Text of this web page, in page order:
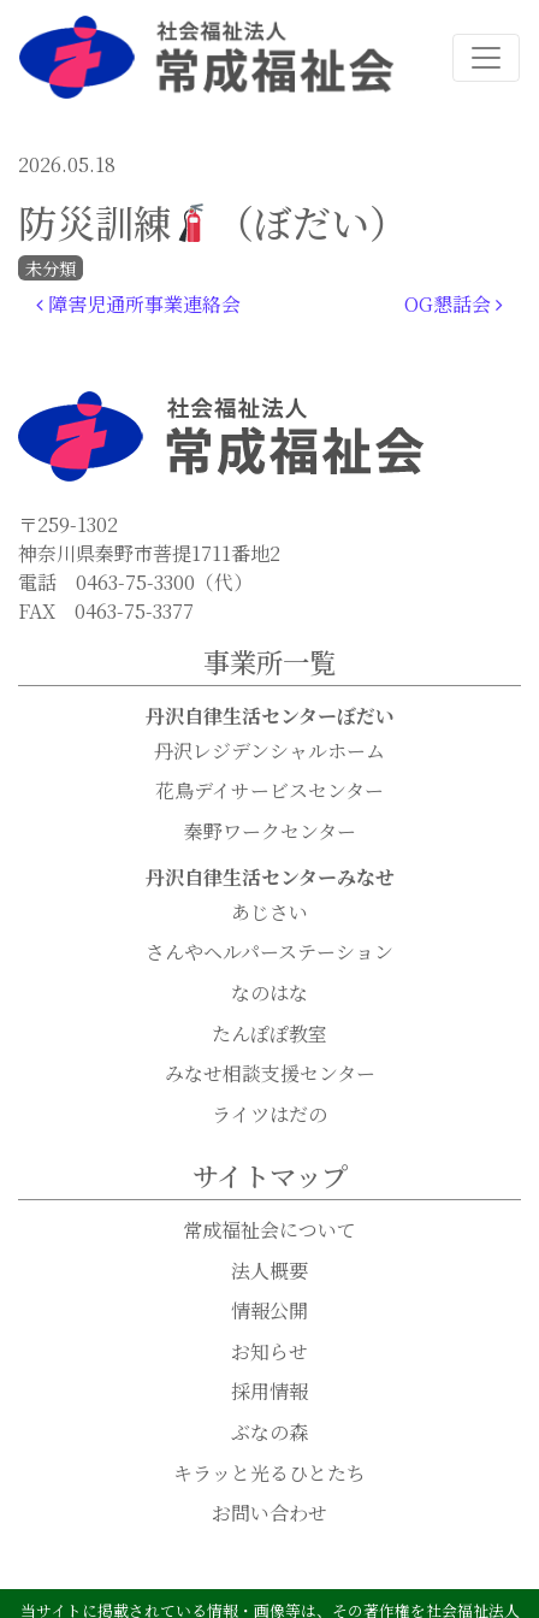
2026.05.18
防災訓練 （ぼだい）
未分類
投稿ナビゲーション
障害児通所事業連絡会 OG懇話会
〒259-1302
神奈川県秦野市菩提1711番地2
電話 0463-75-3300（代）
FAX 0463-75-3377
事業所一覧
丹沢自律生活センターぼだい
丹沢レジデンシャルホーム
花鳥デイサービスセンター
秦野ワークセンター
丹沢自律生活センターみなせ
あじさい
さんやヘルパーステーション
なのはな
たんぽぽ教室
みなせ相談支援センター
ライツはだの
サイトマップ
常成福祉会について
法人概要
情報公開
お知らせ
採用情報
ぶなの森
キラッと光るひとたち
お問い合わせ
当サイトに掲載されている情報・画像等は、その著作権を社会福祉法人